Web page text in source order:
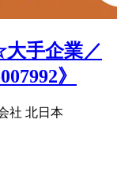
手企業／
》
社 北日本